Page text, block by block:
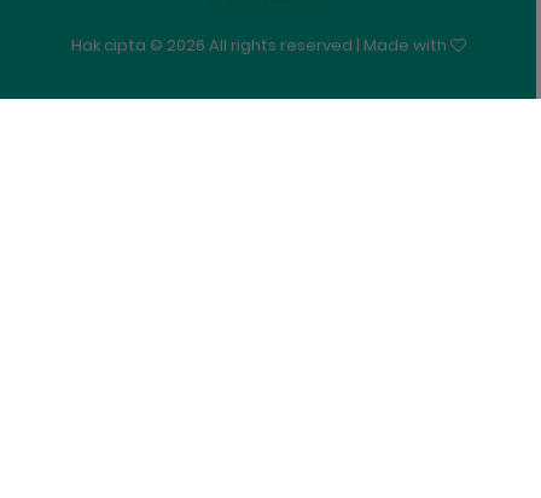
Hak cipta © 2026 All rights reserved | Made with